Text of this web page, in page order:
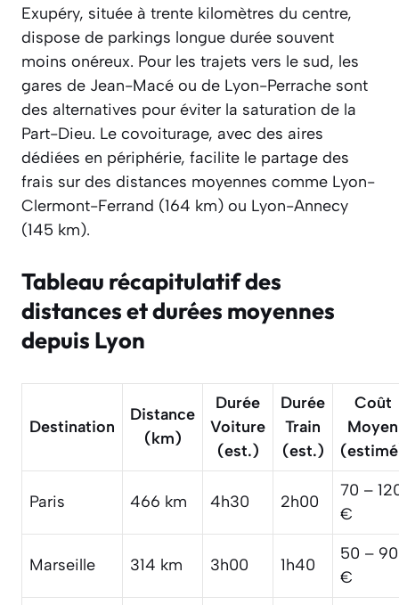
Exupéry, située à trente kilomètres du centre,
dispose de parkings longue durée souvent
moins onéreux. Pour les trajets vers le sud, les
gares de Jean-Macé ou de Lyon-Perrache sont
des alternatives pour éviter la saturation de la
Part-Dieu. Le covoiturage, avec des aires
dédiées en périphérie, facilite le partage des
frais sur des distances moyennes comme Lyon-
Clermont-Ferrand (164 km) ou Lyon-Annecy
(145 km).
Tableau récapitulatif des
distances et durées moyennes
depuis Lyon
Destination
Distance
(km)
Durée
Voiture
(est.)
Durée
Train
(est.)
Coût
Moyen
Paris 466 km 4h30 2h00
70 –
€
Marseille 314 km 3h00 1h40
50 – 90
€